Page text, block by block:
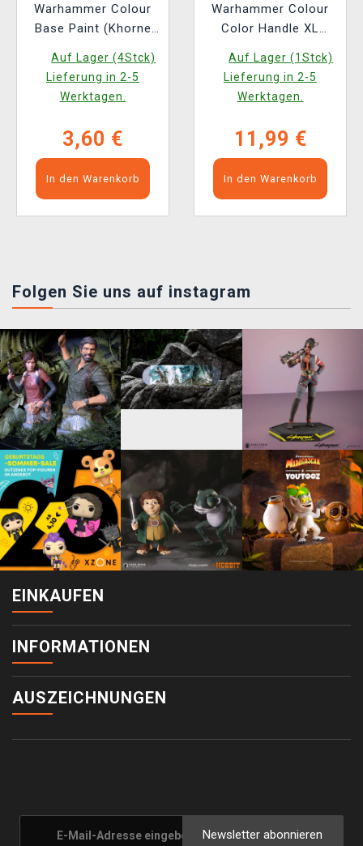
Warhammer Colour
Base Paint (Khorne
Auf Lager (4Stck)
Lieferung in 2-5
Werktagen.
3,60 €
In den Warenkorb
Warhammer Colour
Color Handle XL
Auf Lager (1Stck)
Lieferung in 2-5
Werktagen.
11,99 €
In den Warenkorb
Folgen Sie uns auf instagram
EINKAUFEN
INFORMATIONEN
AUSZEICHNUNGEN
Newsletter abonnieren